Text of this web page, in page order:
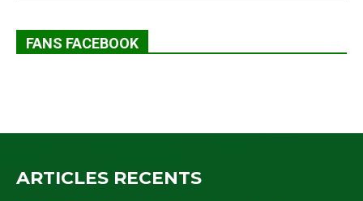
FANS FACEBOOK
ARTICLES RECENTS